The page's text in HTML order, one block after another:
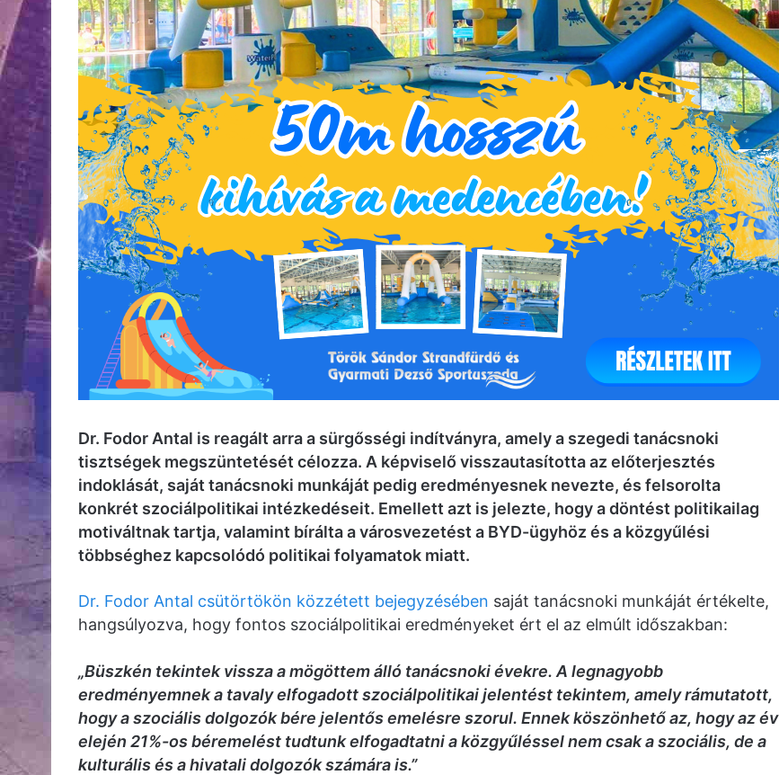
Dr. Fodor Antal is reagált arra a sürgősségi indítványra, amely a szegedi tanácsnoki
tisztségek megszüntetését célozza. A képviselő visszautasította az előterjesztés
indoklását, saját tanácsnoki munkáját pedig eredményesnek nevezte, és felsorolta
konkrét szociálpolitikai intézkedéseit. Emellett azt is jelezte, hogy a döntést politikailag
motiváltnak tartja, valamint bírálta a városvezetést a BYD-ügyhöz és a közgyűlési
többséghez kapcsolódó politikai folyamatok miatt.
Dr. Fodor Antal csütörtökön közzétett bejegyzésében saját tanácsnoki munkáját értékelte,
hangsúlyozva, hogy fontos szociálpolitikai eredményeket ért el az elmúlt időszakban:
„Büszkén tekintek vissza a mögöttem álló tanácsnoki évekre. A legnagyobb
eredményemnek a tavaly elfogadott szociálpolitikai jelentést tekintem, amely rámutatott,
hogy a szociális dolgozók bére jelentős emelésre szorul. Ennek köszönhető az, hogy az év
elején 21%-os béremelést tudtunk elfogadtatni a közgyűléssel nem csak a szociális, de a
kulturális és a hivatali dolgozók számára is.”